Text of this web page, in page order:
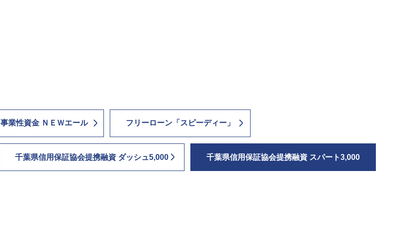
事業性資金 ＮＥＷエール フリーローン「スピーディー」
千葉県信用保証協会提携融資 ダッシュ5,000 千葉県信用保証協会提携融資 スパート3,000